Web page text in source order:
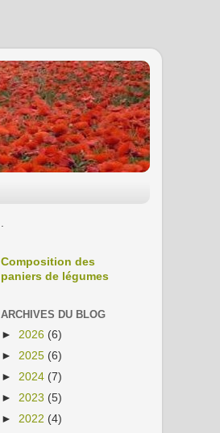
Composition des
paniers de légumes
ARCHIVES DU BLOG
► 2026 (6)
► 2025 (6)
► 2024 (7)
► 2023 (5)
► 2022 (4)